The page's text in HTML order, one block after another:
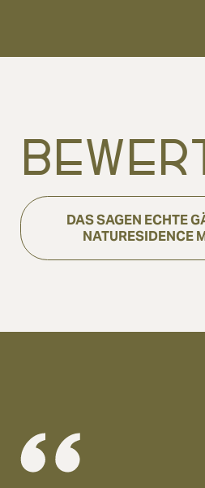
DAS SAGEN ECHTE
NATURESIDENCE